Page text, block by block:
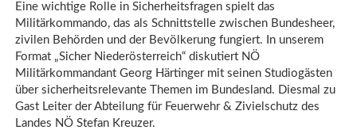
Eine wichtige Rolle in Sicherheitsfragen spielt das
Militärkommando, das als Schnittstelle zwischen Bundesheer,
zivilen Behörden und der Bevölkerung fungiert. In unserem
Format „Sicher Niederösterreich“ diskutiert NÖ
Militärkommandant Georg Härtinger mit seinen Studiogästen
über sicherheitsrelevante Themen im Bundesland. Diesmal zu
Gast Leiter der Abteilung für Feuerwehr & Zivielschutz des
Landes NÖ Stefan Kreuzer.